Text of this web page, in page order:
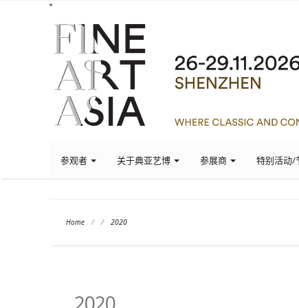
参观者 关于典亚艺博 参展商 特别活动/
Home / / 2020
2020